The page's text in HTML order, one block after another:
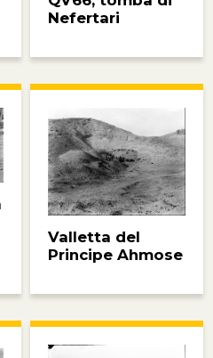
Nefertari
Valletta del
Principe Ahmose